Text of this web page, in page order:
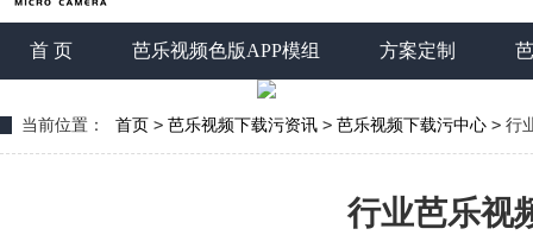
首 页 芭乐视频色版APP模组 方案定制
当前位置： 首页 > 芭乐视频下载污资讯 > 芭乐视频下载污中心 > 行
行业芭乐视